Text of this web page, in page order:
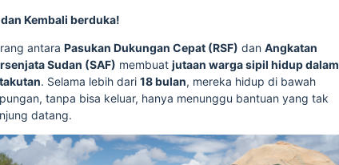
Kembali berduka!
antaraPasukan Dukungan Cepat (RSF) danAngkatan
Sudan (SAF) membuatjutaan warga sipil hidup dalam
. Selama lebih dari18 bulan, mereka hidup di bawah
tanpa bisa keluar, hanya menunggu bantuan yang tak
datang.